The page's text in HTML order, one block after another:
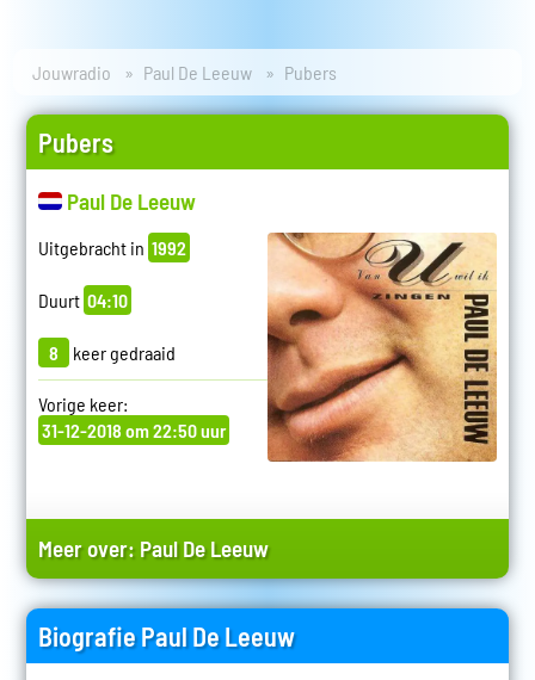
Jouwradio Paul De Leeuw Pubers
Pubers
Paul De Leeuw
Uitgebracht in 1992
Duurt 04:10
8 keer gedraaid
Vorige keer:
31-12-2018 om 22:50 uur
Meer over: Paul De Leeuw
Biografie Paul De Leeuw